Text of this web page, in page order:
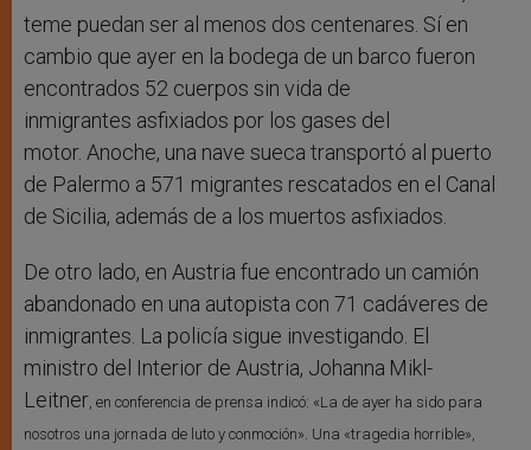
teme puedan ser al menos dos centenares. Sí en
cambio que ayer en la bodega de un barco fueron
encontrados 52 cuerpos sin vida de
inmigrantes asfixiados por los gases del
motor. Anoche, una nave sueca transportó al puerto
de Palermo a 571 migrantes rescatados en el Canal
de Sicilia, además de a los muertos asfixiados.
De otro lado, en Austria fue encontrado un camión
abandonado en una autopista con 71 cadáveres de
inmigrantes. La policía sigue investigando. El
ministro del Interior de Austria, Johanna Mikl-
Leitner, en conferencia de prensa indicó: «La de ayer ha sido para
nosotros una jornada de luto y conmoción». Una «tragedia horrible»,